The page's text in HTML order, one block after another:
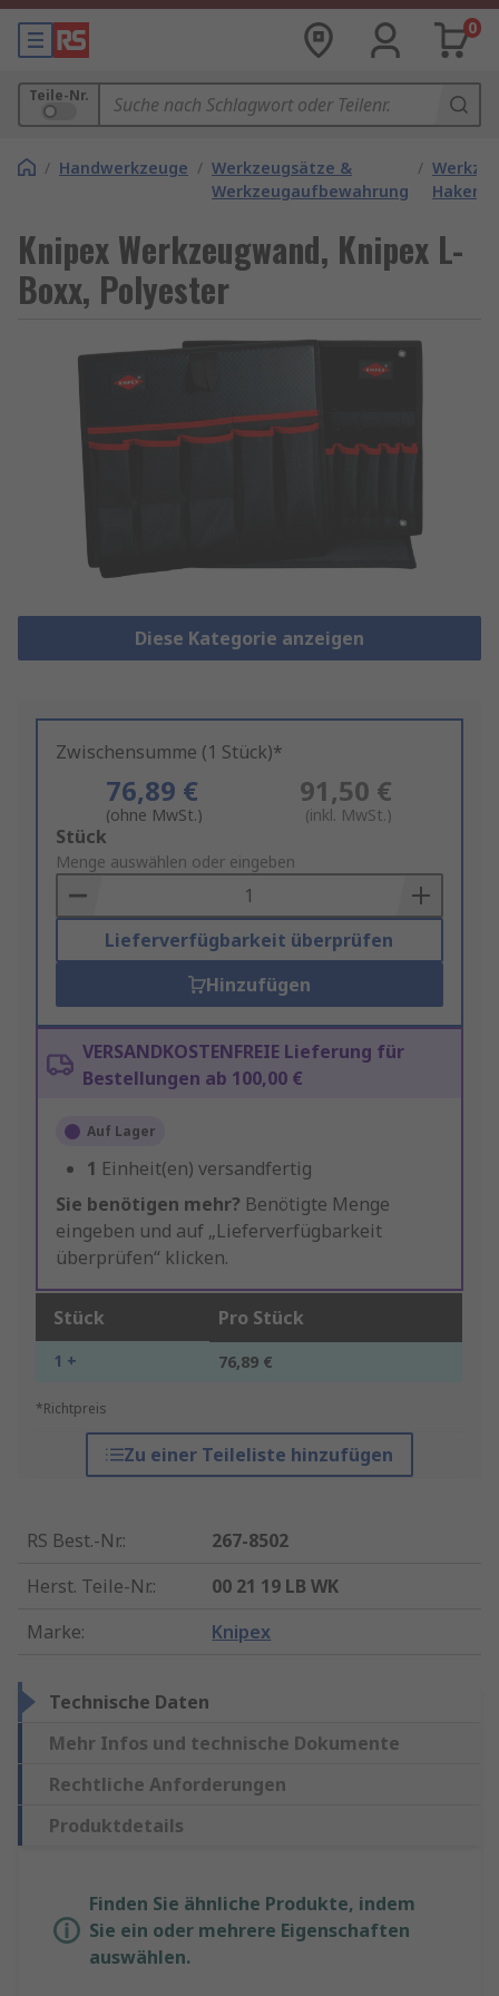
0
Teile-Nr.
/ Handwerkzeuge / Werkzeugsätze &
Werkzeugaufbewahrung
/
Haken
Knipex Werkzeugwand, Knipex L-
Boxx, Polyester
Diese Kategorie anzeigen
Zwischensumme (1 Stück)*
76,89 €
(ohne MwSt.)
91,50 €
(inkl. MwSt.)
Add
to
Basket
Stück
Menge auswählen oder eingeben
Lieferverfügbarkeit überprüfen
Hinzufügen
VERSANDKOSTENFREIE Lieferung für
Bestellungen ab 100,00 €
Auf Lager
1 Einheit(en) versandfertig
Sie benötigen mehr? Benötigte Menge
eingeben und auf „Lieferverfügbarkeit
überprüfen“ klicken.
Stück Pro Stück
1 + 76,89 €
*Richtpreis
Zu einer Teileliste hinzufügen
RS Best.-Nr.:
267-8502
Herst. Teile-Nr.:
00 21 19 LB WK
Marke: Knipex
Technische Daten
Mehr Infos und technische Dokumente
Rechtliche Anforderungen
Produktdetails
Finden Sie ähnliche Produkte, indem
Sie ein oder mehrere Eigenschaften
auswählen.